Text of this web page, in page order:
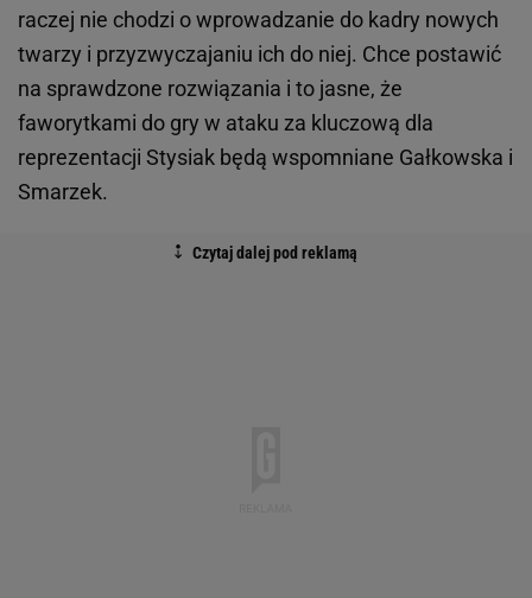
raczej nie chodzi o wprowadzanie do kadry nowych
twarzy i przyzwyczajaniu ich do niej. Chce postawić
na sprawdzone rozwiązania i to jasne, że
faworytkami do gry w ataku za kluczową dla
reprezentacji Stysiak będą wspomniane Gałkowska i
Smarzek.